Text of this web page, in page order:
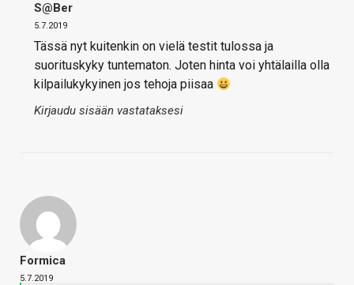
S@ber
5.7.2019
Tässä nyt kuitenkin on vielä testit tulossa ja
suorituskyky tuntematon. Joten hinta voi yhtälailla olla
kilpailukykyinen jos tehoja piisaa
Kirjaudu sisään vastataksesi
Formica
5.7.2019